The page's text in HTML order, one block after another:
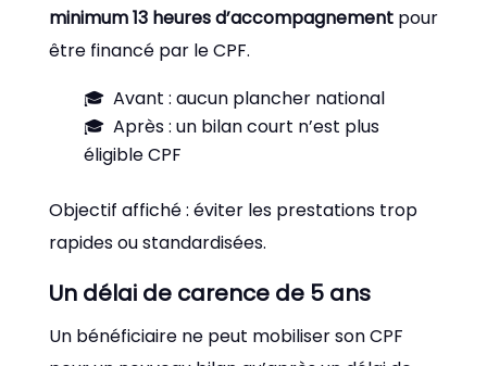
minimum 13 heures d’accompagnementpour
être financé par le CPF.
Avant : aucun plancher national
Après : un bilan court n’est plus
éligible CPF
Objectif affiché : éviter les prestations trop
rapides ou standardisées.
Un délai de carence de 5 ans
Un bénéficiaire ne peut mobiliser son CPF